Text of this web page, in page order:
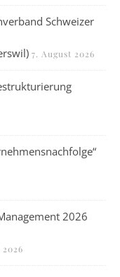
Schweizer
7. August 2026
2026